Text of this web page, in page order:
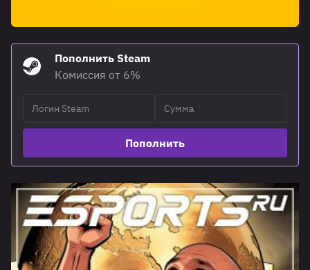
Пополнить Steam
Комиссия от 6%
Пополнить